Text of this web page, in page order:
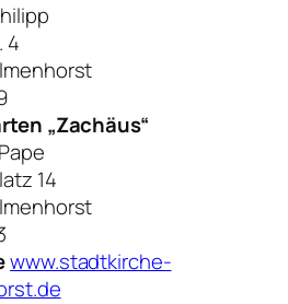
4
„Zachäus“
14
www.stadtkirche-